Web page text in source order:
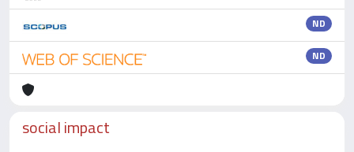
ND
ND
social impact